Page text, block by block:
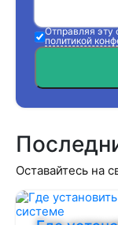
Отправляя эту
политикой
Оставайтесь на